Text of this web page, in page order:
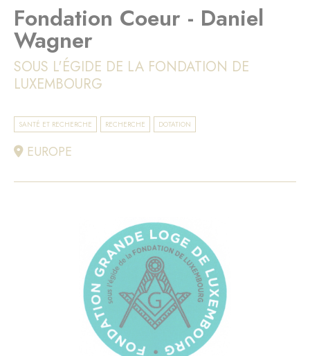
Fondation Coeur - Daniel
Wagner
SOUS L'ÉGIDE DE LA FONDATION DE
LUXEMBOURG
SANTÉ ET RECHERCHE RECHERCHE DOTATION
EUROPE